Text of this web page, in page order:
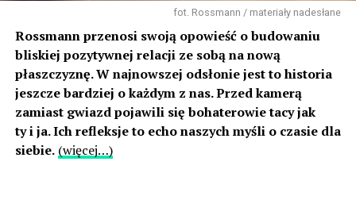
fot. Rossmann / materiały nadesłane
Rossmann przenosi swoją opowieść o budowaniu
bliskiej pozytywnej relacji ze sobą na nową
płaszczyznę. W najnowszej odsłonie jest to historia
jeszcze bardziej o każdym z nas. Przed kamerą
zamiast gwiazd pojawili się bohaterowie tacy jak
ty i ja. Ich refleksje to echo naszych myśli o czasie dla
siebie. (więcej…)